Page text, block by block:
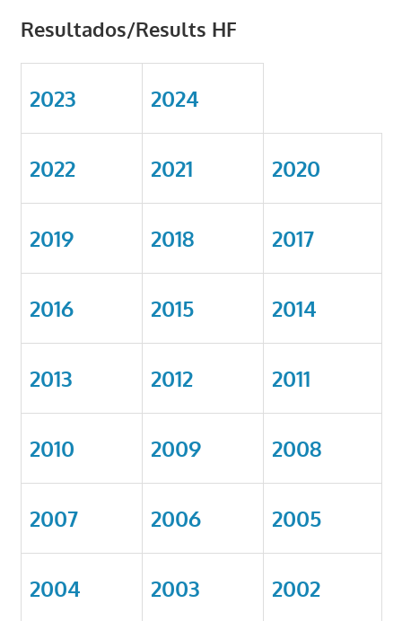
Resultados/Results HF
2023 2024
2022 2021 2020
2019 2018 2017
2016 2015 2014
2013 2012 2011
2010 2009 2008
2007 2006 2005
2004 2003 2002